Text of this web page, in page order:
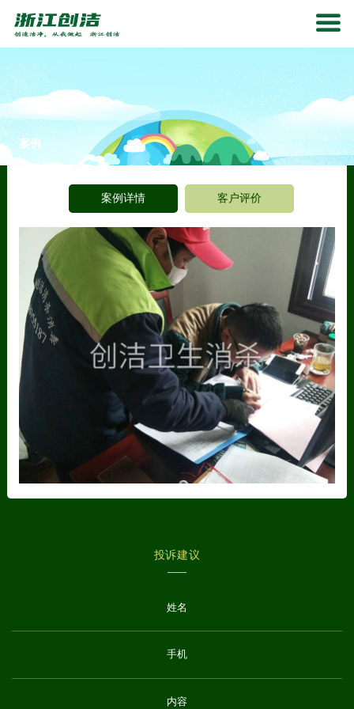

服务项目
服务流程
服务标准及报价
客户案例
产品中心
人力资源
联系我们
在线留言
投诉建议

案例
案例详情 客户评价
投诉建议